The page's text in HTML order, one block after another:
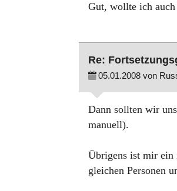
Gut, wollte ich
Re:
05.01.2008 von
Dann sollten wir
manuell).
Übrigens ist mir ein
gleichen Personen